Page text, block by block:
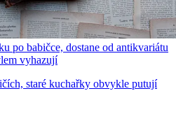
po babičce, dostane od antikvariátu
vyhazují
staré kuchařky obvykle putují